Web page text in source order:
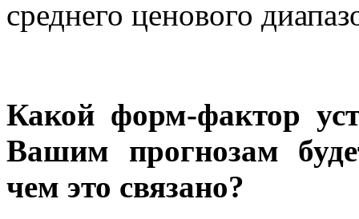
среднего ценового
Какой форм-фактор
Вашим прогнозам
чем это связано?